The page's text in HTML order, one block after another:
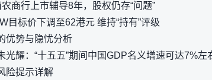
商行上市辅导8年，股权仍存“问题”
目标价下调至62港元 维持“持有”评级
优势与隐忧分析
光耀：“十五五”期间中国GDP名义增速可达7%
险提示详解